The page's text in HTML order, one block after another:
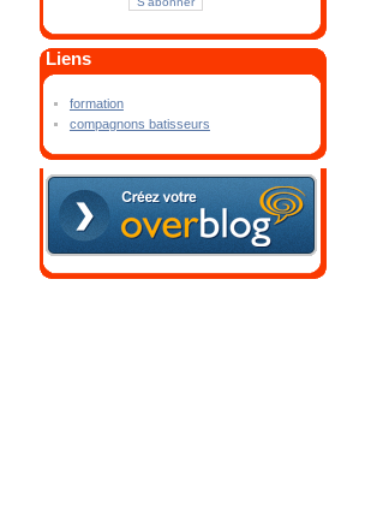
Liens
formation
compagnons batisseurs